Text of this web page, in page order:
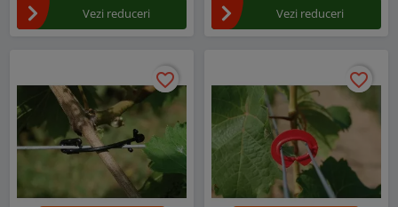
Vezi reduceri Vezi reduceri
favorite_border
favorite_border favorite_border
favorite_border